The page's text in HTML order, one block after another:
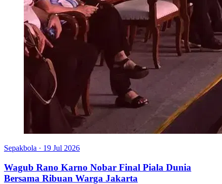
Sepakbola · 19 Jul 2026
Wagub Rano Karno Nobar Final Piala Dunia
Bersama Ribuan Warga Jakarta